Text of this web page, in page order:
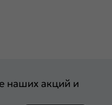
наших акций и